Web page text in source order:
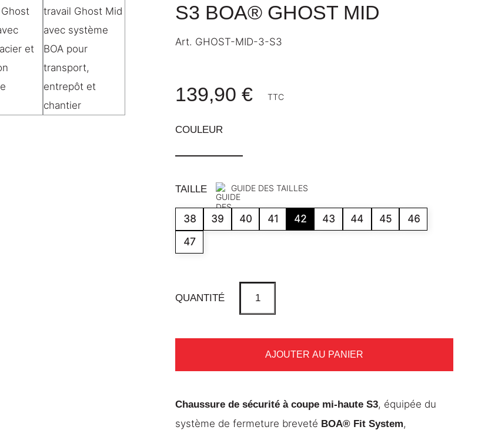
S3 BOA® GHOST MID
Art. GHOST-MID-3-S3
139,90 € TTC
COULEUR
TAILLE GUIDE DES TAILLES
38 39 40 41 42 43 44 45
46
47
QUANTITÉ
AJOUTER AU PANIER
Chaussure de sécurité à coupe mi-haute S3, équipée du
système de fermeture breveté BOA® Fit System,